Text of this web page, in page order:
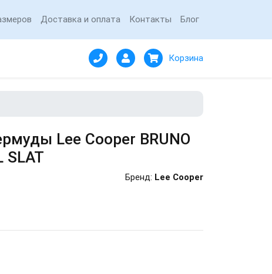
Доставка и оплата Контакты Блог
Корзина
Lee Cooper BRUNO
SLAT
Бренд: Lee Cooper